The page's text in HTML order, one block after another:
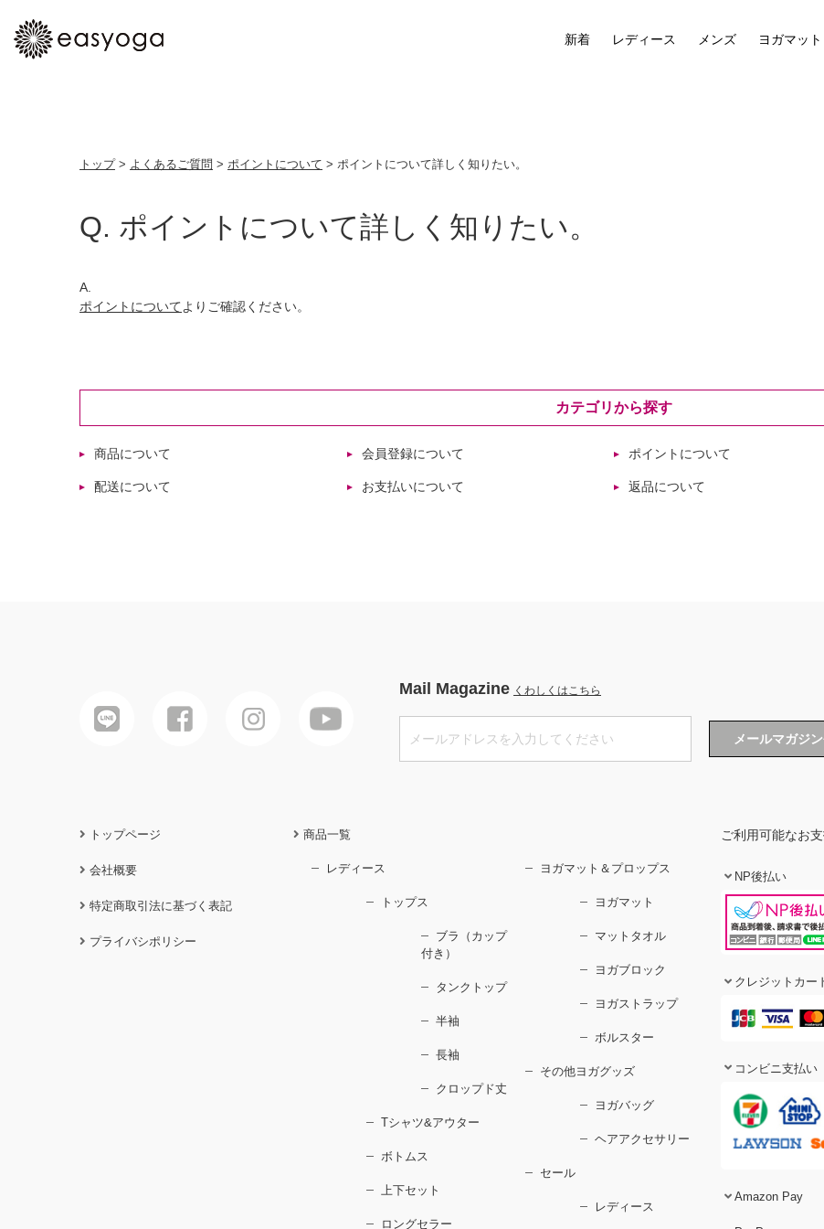
新着 レディース メンズ ヨガマッ
トップ> よくあるご質問 > ポイントについて > ポイントについて詳しく知りたい。
ポイントについて詳しく知りたい。
ポイントについてよりご確認ください。
カテゴリから探す
商品について 会員登録について ポイントについて
配送について お支払いについて 返品について
Mail Magazine くわしくはこちら
トップページ
会社概要
特定商取引法に基づく表記
プライバシポリシー
商品一覧
レディース
トップス
ブラ（カップ
付き）
タンクトップ
半袖
長袖
クロップド丈
Tシャツ&アウター
ボトムス
上下セット
ロングセラー
ヨガマット＆プロップス
ヨガマット
マットタオル
ヨガブロック
ヨガストラップ
ボルスター
その他ヨガグッズ
ヨガバッグ
ヘアアクセサリー
セール
レディース
ご利用可能なお
NP後払い
クレジットカー
コンビニ支払い
Amazon Pay